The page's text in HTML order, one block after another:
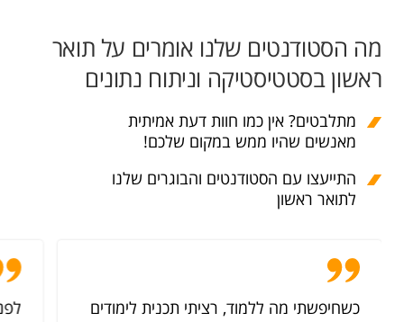
מה הסטודנטים שלנו אומרים על תואר
ראשון בסטטיסטיקה וניתוח נתונים
מתלבטים? אין כמו חוות דעת אמיתית
מאנשים שהיו ממש במקום שלכם!
התייעצו עם הסטודנטים והבוגרים שלנו
לתואר ראשון
כשחיפשתי מה ללמוד, רציתי תכנית לימודים